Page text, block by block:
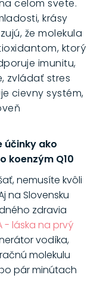
celom svete.
krásy
že molekula
ktorý
imunitu,
zvládať stres
cievny systém,
účinky ako
koenzým Q10
nemusíte kvôli
na Slovensku
zdravia
- láska na prvý
vodíka,
molekulu
pár minútach